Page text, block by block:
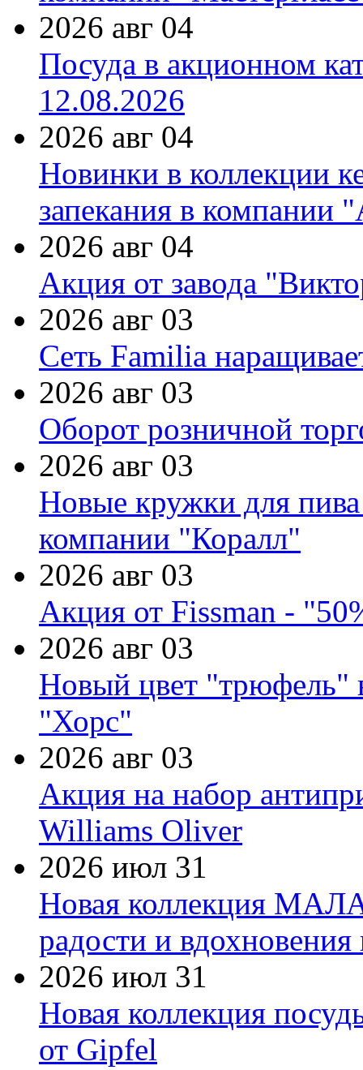
2026 авг 04
Посуда в акционном
12.08.2026
2026 авг 04
Новинки в коллекции
запекания в компании
2026 авг 04
Акция от завода
2026 авг 03
Сеть Familia
2026 авг 03
Оборот розничной
2026 авг 03
Новые кружки для
компании "Коралл"
2026 авг 03
Акция от Fissman -
2026 авг 03
Новый цвет "трюфель"
"Хорс"
2026 авг 03
Акция на набор
Williams Oliver
2026 июл 31
Новая коллекция
радости и
2026 июл 31
Новая коллекция
от Gipfel